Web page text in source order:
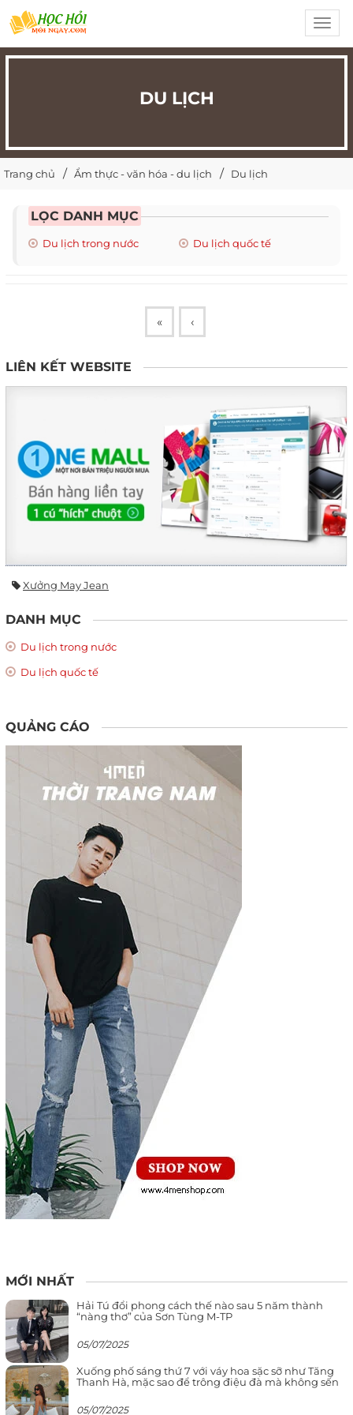
DU LỊCH
Trang chủ Ẩm thực - văn hóa - du lịch Du lịch
LỌC DANH MỤC
Du lịch trong nước Du lịch quốc tế
« ‹
LIÊN KẾT WEBSITE
Xưởng May Jean
DANH MỤC
Du lịch trong nước
Du lịch quốc tế
QUẢNG CÁO
MỚI NHẤT
Hải Tú đổi phong cách thế nào sau 5 năm thành
“nàng thơ” của Sơn Tùng M-TP
05/07/2025
Xuống phố sáng thứ 7 với váy hoa sặc sỡ như Tăng
Thanh Hà, mặc sao để trông điệu đà mà không sến
05/07/2025